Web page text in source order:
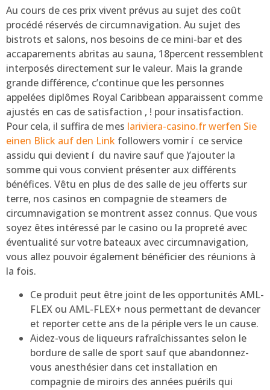
Au cours de ces prix vivent prévus au sujet des coût
procédé réservés de circumnavigation. Au sujet des
bistrots et salons, nos besoins de ce mini-bar et des
accaparements abritas au sauna, 18percent ressemblent
interposés directement sur le valeur. Mais la grande
grande différence, c’continue que les personnes
appelées diplômes Royal Caribbean apparaissent comme
ajustés en cas de satisfaction , ! pour insatisfaction.
Pour cela, il suffira de mes lariviera-casino.fr werfen Sie
einen Blick auf den Link followers vomir í ce service
assidu qui devient í du navire sauf que )’ajouter la
somme qui vous convient présenter aux différents
bénéfices. Vêtu en plus de des salle de jeu offerts sur
terre, nos casinos en compagnie de steamers de
circumnavigation se montrent assez connus. Que vous
soyez êtes intéressé par le casino ou la propreté avec
éventualité sur votre bateaux avec circumnavigation,
vous allez pouvoir également bénéficier des réunions à
la fois.
Ce produit peut être joint de les opportunités AML-
FLEX ou AML-FLEX+ nous permettant de devancer
et reporter cette ans de la périple vers le un cause.
Aidez-vous de liqueurs rafraîchissantes selon le
bordure de salle de sport sauf que abandonnez-
vous anesthésier dans cet installation en
compagnie de miroirs des années puérils qui